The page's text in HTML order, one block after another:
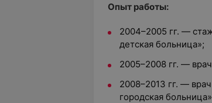
Опыт работы:
2004–2005 гг. —
детская больница»;
2005–2008 гг. —
2008–2013 гг. —
городская больница»